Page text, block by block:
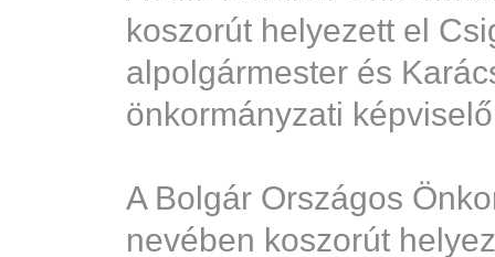
koszorút helyezett el
alpolgármester és
önkormányzati
A Bolgár Országos
nevében koszorút